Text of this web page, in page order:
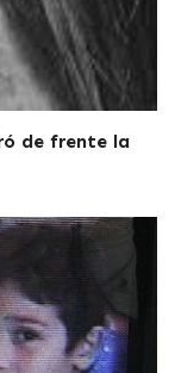
de frente la